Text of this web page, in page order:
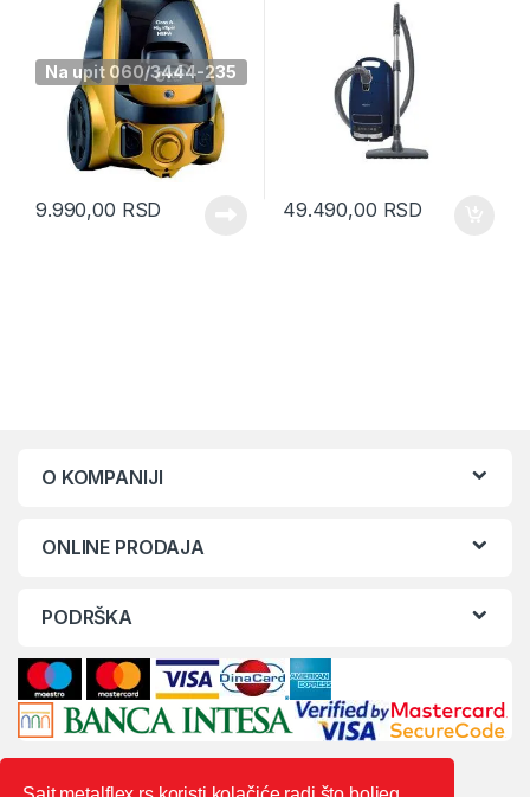
Na upit 060/3444-235
9.990,00 RSD 49.490,00 RSD
O KOMPANIJI
ONLINE PRODAJA
PODRŠKA